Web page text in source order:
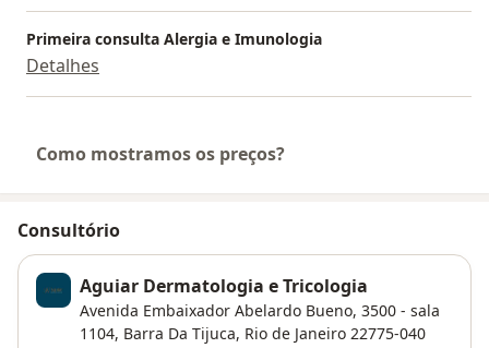
Primeira consulta Alergia e Imunologia
Detalhes
Como mostramos os preços?
Consultório
Aguiar Dermatologia e Tricologia
Avenida Embaixador Abelardo Bueno, 3500 - sala
1104, Barra Da Tijuca, Rio de Janeiro 22775-040